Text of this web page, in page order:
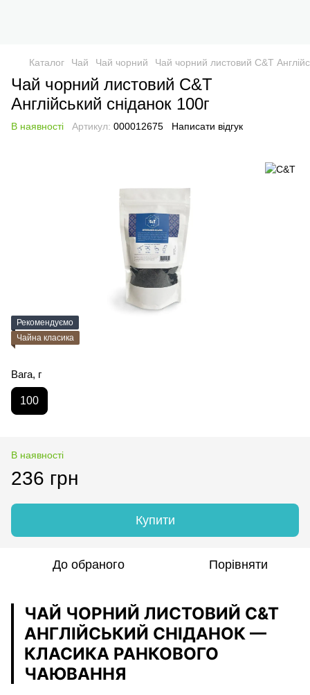
Каталог Чай Чай чорний Чай чорний листовий C&T
Чай чорний листовий C&T
Англійський сніданок 100г
В наявності Артикул: 000012675 Написати відгук
Рекомендуємо
Чайна класика
Вага, г
100
В наявності
236 грн
Купити
До обраного Порівняти
ЧАЙ ЧОРНИЙ ЛИСТОВИЙ C&T
АНГЛІЙСЬКИЙ СНІДАНОК —
КЛАСИКА РАНКОВОГО
ЧАЮВАННЯ